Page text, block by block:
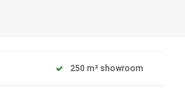
250 m² showroom